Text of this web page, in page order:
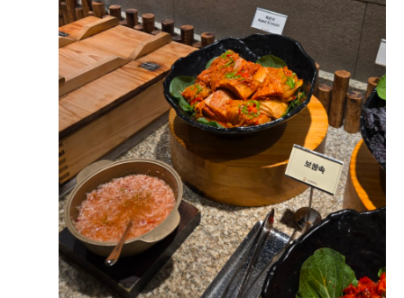
무엇보다 결정적이었던 건 홀이었어요. 상담할 때 영상이
랑 사전 안내로 각 홀 이미지를 미리 보고 투어할 홀 2개
를 직접 골라볼 수 있었는데, 저희는 9층 아모르홀을 보
자마자 마음을 정했어요. 층고가 높아서 답답한 느낌이
전혀 없고, 천장이 격자 대들보처럼 되어 있는 게 특이했
어요. 실제로 보면 그리너리하고 꽃밭에 있는 느낌이라
화려하기보단 깔끔한 채플식 분위기가 딱 저희 취향이었
고, 샹들리에와 버진로드 연출 덕분에 사진도 고급스럽게
나올 것 같았어요. 조명·음악까지 실제로 연출해서 보여
주셔서 예식 당일 느낌을 미리 그려볼 수 있었던 것도 결
정에 확신을 더해줬어요.
이런 이유들로 웨딩그룹위더스와 계약하게 됐어요. 여러
엘베와 주차가 힘들다는 말이 많아서 조금 걱정이지만 ㅜ
그래도 아주 합리적으로 계약했다는 생각이들었어여!!
후기가 도움이 되었나요? 0
백승덕, 이새별 2026-08-02 7명 읽음
9월 예식을 앞두고 신부와 양가 어머님을 모시고 네 명이
서 시식을 다녀온 예비신랑입니다.
방문 전에는 당일 예식 하객분들과 섞여 식사하게 되는
건 아닌지 걱정했는데, 시식 팀들을 위한 연회장을 따로
안내해 주셔서 편안한 분위기에서 천천히 맛볼 수 있었습
니다.
더 보기